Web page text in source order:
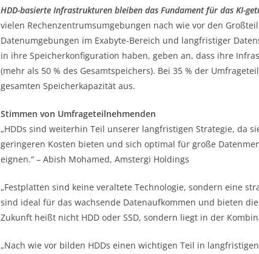
HDD-basierte Infrastrukturen bleiben das Fundament für das KI-
vielen Rechenzentrumsumgebungen nach wie vor den
Datenumgebungen im Exabyte-Bereich und langfristiger
in ihre Speicherkonfiguration haben, geben an, dass ihre
(mehr als 50 % des Gesamtspeichers). Bei 35 % der
gesamten Speicherkapazität aus.
Stimmen von Umfrageteilnehmenden
„HDDs sind weiterhin Teil unserer langfristigen Strategie, da
geringeren Kosten bieten und sich optimal für große
eignen.“ – Abish Mohamed, Amstergi Holdings
„Festplatten sind keine veraltete Technologie, sondern eine
sind ideal für das wachsende Datenaufkommen und bieten
Zukunft heißt nicht HDD oder SSD, sondern liegt in der
„Nach wie vor bilden HDDs einen wichtigen Teil in